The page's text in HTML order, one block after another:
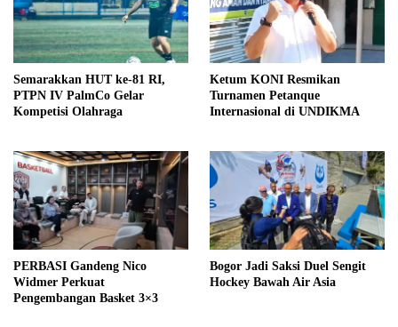
Semarakkan HUT ke-81 RI,
PTPN IV PalmCo Gelar
Kompetisi Olahraga
Ketum KONI Resmikan
Turnamen Petanque
Internasional di UNDIKMA
PERBASI Gandeng Nico
Widmer Perkuat
Pengembangan Basket 3×3
Bogor Jadi Saksi Duel Sengit
Hockey Bawah Air Asia